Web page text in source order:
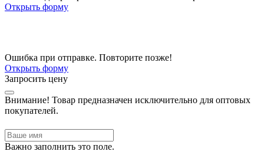
Открыть форму
Ошибка при отправке. Повторите позже!
Открыть форму
Запросить цену
Внимание! Товар предназначен исключительно для оптовых
покупателей.
Важно заполнить это поле.